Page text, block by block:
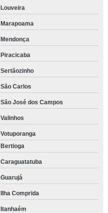
Louveira
Marapoama
Mendonça
Piracicaba
Sertãozinho
São Carlos
São José dos Campos
Valinhos
Votuporanga
Bertioga
Caraguatatuba
Guarujá
Ilha Comprida
Itanhaém